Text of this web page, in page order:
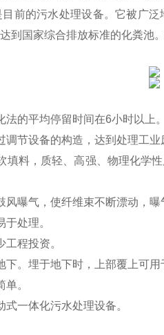
目前的污水处理设备。它被广
到国家综合排放标准的化粪池
的平均停留时间在6小时以上。
节设备的构造，达到处理工业
填料，质轻、高强、物理化学
曝气，使纤维束不断漂动，
处理。
程投资。
。埋于地下时，上部覆上可用
。
一体化污水处理设备。